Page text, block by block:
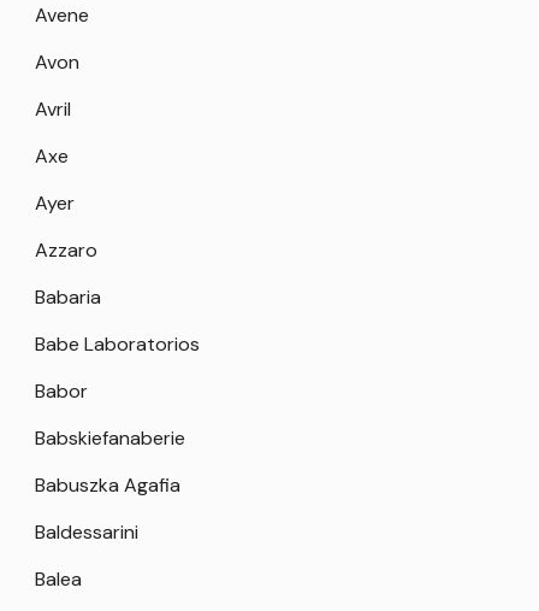
Avene
Avon
Avril
Axe
Ayer
Azzaro
Babaria
Babe Laboratorios
Babor
Babskiefanaberie
Babuszka Agafia
Baldessarini
Balea